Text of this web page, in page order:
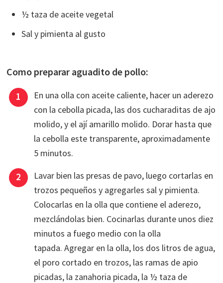
½ taza de aceite vegetal
Sal y pimienta al gusto
Como preparar aguadito de pollo:
En una olla con aceite caliente, hacer un aderezo
con la cebolla picada, las dos cucharaditas de ajo
molido, y el ají amarillo molido. Dorar hasta que
la cebolla este transparente, aproximadamente
5 minutos.
Lavar bien las presas de pavo, luego cortarlas en
trozos pequeños y agregarles sal y pimienta.
Colocarlas en la olla que contiene el aderezo,
mezclándolas bien. Cocinarlas durante unos diez
minutos a fuego medio con la olla
tapada. Agregar en la olla, los dos litros de agua,
el poro cortado en trozos, las ramas de apio
picadas, la zanahoria picada, la ½ taza de